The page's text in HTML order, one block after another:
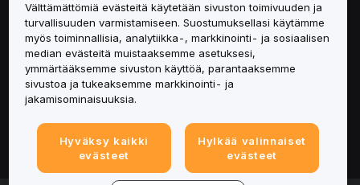
Palvelut
Tuki
Tuotteet
Lakiasiat
Välttämättömiä evästeitä käytetään sivuston toimivuuden ja
turvallisuuden varmistamiseen. Suostumuksellasi käytämme
myös toiminnallisia, analytiikka-, markkinointi- ja sosiaalisen
median evästeitä muistaaksemme asetuksesi,
ymmärtääksemme sivuston käyttöä, parantaaksemme
sivustoa ja tukeaksemme markkinointi- ja
jakamisominaisuuksia.
Hyväksy kaikki
evästeet
Hylkää valinnaiset
evästeet